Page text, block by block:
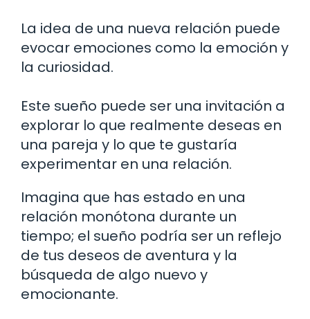
La idea de una nueva relación puede
evocar emociones como la emoción y
la curiosidad.
Este sueño puede ser una invitación a
explorar lo que realmente deseas en
una pareja y lo que te gustaría
experimentar en una relación.
Imagina que has estado en una
relación monótona durante un
tiempo; el sueño podría ser un reflejo
de tus deseos de aventura y la
búsqueda de algo nuevo y
emocionante.